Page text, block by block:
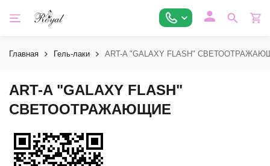
Главная Гель-лаки ART-A "GALAXY FLASH"
ART-A "GALAXY FLASH"
СВЕТООТРАЖАЮЩИЕ